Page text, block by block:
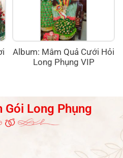
Album: Mâm Quả Cưới Hỏi
Long Phụng VIP
Gói Long Phụng